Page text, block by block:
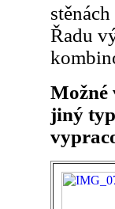
Řadu
Možné
jiný